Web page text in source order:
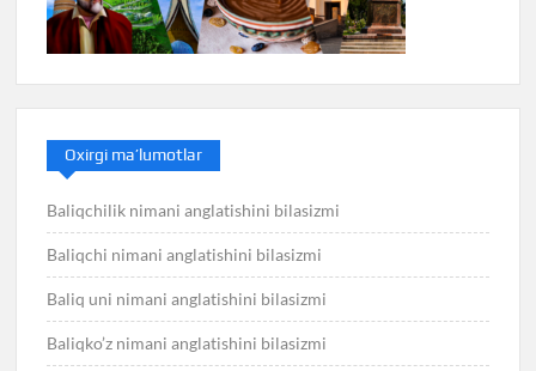
Oxirgi ma’lumotlar
Baliqchilik nimani anglatishini bilasizmi
Baliqchi nimani anglatishini bilasizmi
Baliq uni nimani anglatishini bilasizmi
Baliqko’z nimani anglatishini bilasizmi